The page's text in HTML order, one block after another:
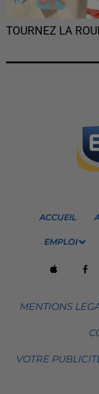
TOURNEZ LA
ACCUEIL
EMPLOI
MENTIONS
VOTRE